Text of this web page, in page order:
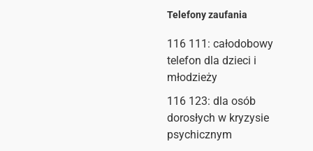
Telefony zaufania
116 111 : całodobowy
telefon dla dzieci i
młodzieży
116 123: dla osób
dorosłych w kryzysie
psychicznym